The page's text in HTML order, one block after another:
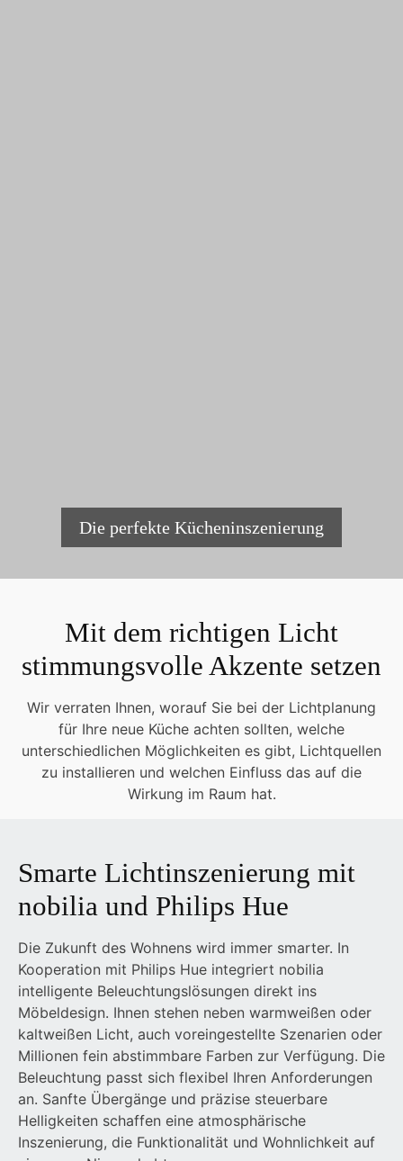
Die perfekte Kücheninszenierung
Mit dem richtigen Licht
stimmungsvolle Akzente setzen
Wir verraten Ihnen, worauf Sie bei der Lichtplanung
für Ihre neue Küche achten sollten, welche
unterschiedlichen Möglichkeiten es gibt, Lichtquellen
zu installieren und welchen Einfluss das auf die
Wirkung im Raum hat.
Smarte Lichtinszenierung mit
nobilia und Philips Hue
Die Zukunft des Wohnens wird immer smarter. In
Kooperation mit Philips Hue integriert nobilia
intelligente Beleuchtungslösungen direkt ins
Möbeldesign. Ihnen stehen neben warmweißen oder
kaltweißen Licht, auch voreingestellte Szenarien oder
Millionen fein abstimmbare Farben zur Verfügung. Die
Beleuchtung passt sich flexibel Ihren Anforderungen
an. Sanfte Übergänge und präzise steuerbare
Helligkeiten schaffen eine atmosphärische
Inszenierung, die Funktionalität und Wohnlichkeit auf